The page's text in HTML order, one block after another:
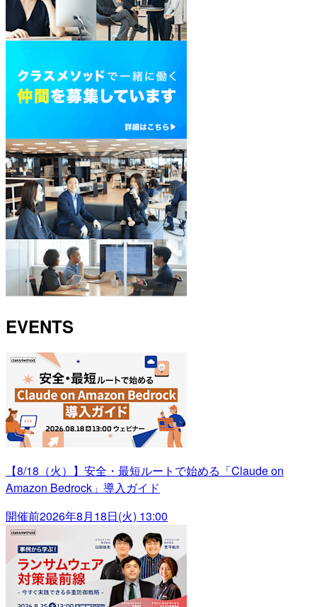
EVENTS
【8/18（火）】安全・最短ルートで始める「Claude on
Amazon Bedrock」導入ガイド
開催前2026年8月18日(火) 13:00